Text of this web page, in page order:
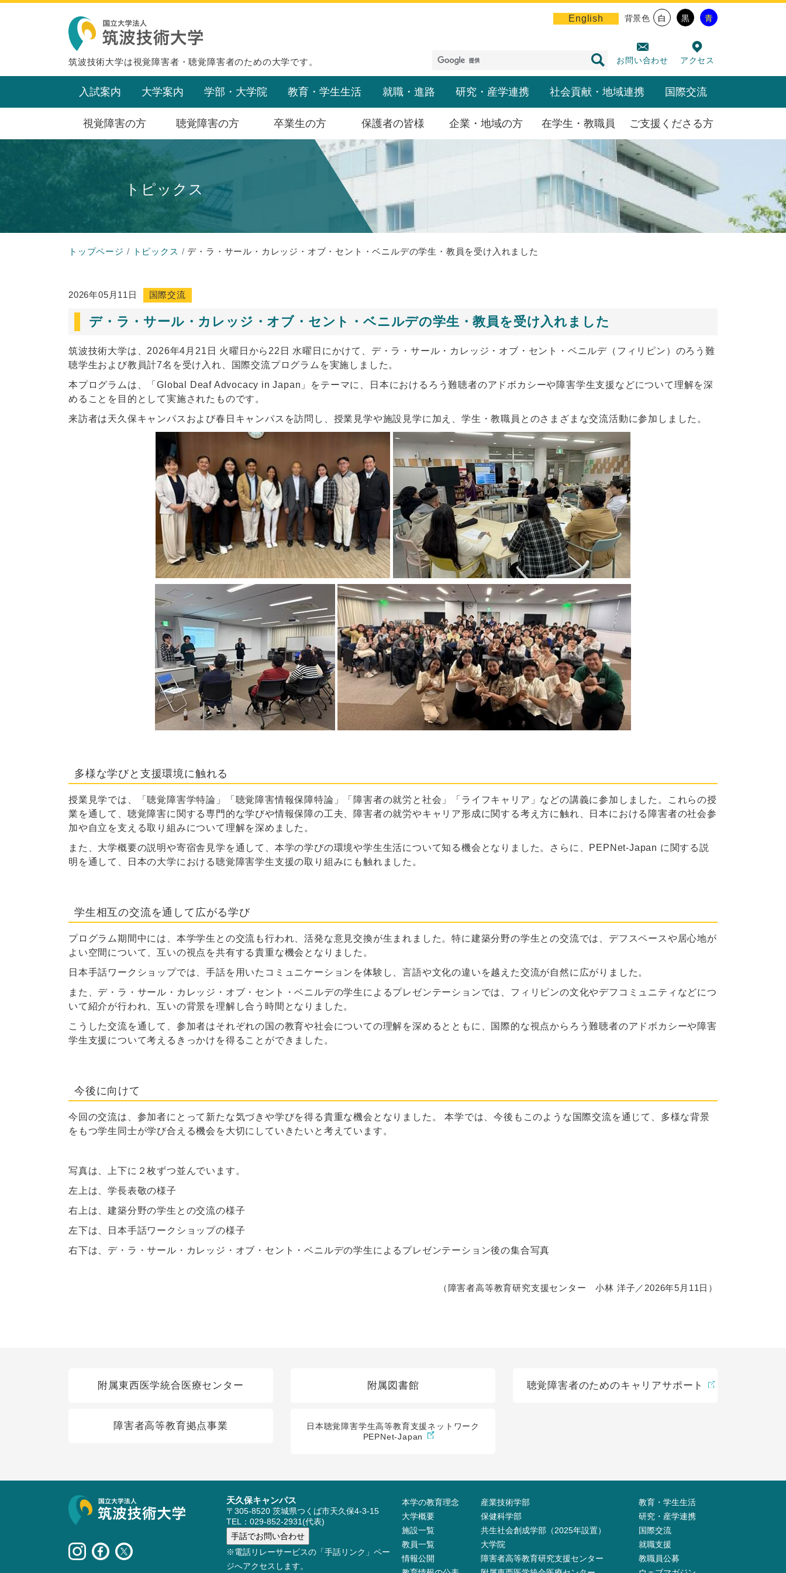
筑波技術大学は視覚障害者・聴覚障害者のための大学です。
English 背景色 白 黒 青
お問い合わせ アクセス
入試案内 大学案内 学部・大学院 教育・学生生活 就職・進路 研究・産学連携 社会貢献・地域連携 国際交流
視覚障害の方 聴覚障害の方 卒業生の方 保護者の皆様 企業・地域の方 在学生・教職員 ご支援くださる方
トピックス
トップページ トピックス デ・ラ・サール・カレッジ・オブ・セント・ベニルデの学生・教員を受け入れました
2026年05月11日 国際交流
デ・ラ・サール・カレッジ・オブ・セント・ベニルデの学生・教員を受け入れました
筑波技術大学は、2026年4月21日 火曜日から22日 水曜日にかけて、デ・ラ・サール・カレッジ・オブ・セント・ベニルデ（フィリピン）のろう難
聴学生および教員計7名を受け入れ、国際交流プログラムを実施しました。
本プログラムは、「Global Deaf Advocacy in Japan」をテーマに、日本におけるろう難聴者のアドボカシーや障害学生支援などについて理解を深
めることを目的として実施されたものです。
来訪者は天久保キャンパスおよび春日キャンパスを訪問し、授業見学や施設見学に加え、学生・教職員とのさまざまな交流活動に参加しました。
多様な学びと支援環境に触れる
授業見学では、「聴覚障害学特論」「聴覚障害情報保障特論」「障害者の就労と社会」「ライフキャリア」などの講義に参加しました。これらの授
業を通して、聴覚障害に関する専門的な学びや情報保障の工夫、障害者の就労やキャリア形成に関する考え方に触れ、日本における障害者の社会参
加や自立を支える取り組みについて理解を深めました。
また、大学概要の説明や寄宿舎見学を通して、本学の学びの環境や学生生活について知る機会となりました。さらに、PEPNet-Japan に関する説
明を通して、日本の大学における聴覚障害学生支援の取り組みにも触れました。
学生相互の交流を通して広がる学び
プログラム期間中には、本学学生との交流も行われ、活発な意見交換が生まれました。特に建築分野の学生との交流では、デフスペースや居心地が
よい空間について、互いの視点を共有する貴重な機会となりました。
日本手話ワークショップでは、手話を用いたコミュニケーションを体験し、言語や文化の違いを越えた交流が自然に広がりました。
また、デ・ラ・サール・カレッジ・オブ・セント・ベニルデの学生によるプレゼンテーションでは、フィリピンの文化やデフコミュニティなどにつ
いて紹介が行われ、互いの背景を理解し合う時間となりました。
こうした交流を通して、参加者はそれぞれの国の教育や社会についての理解を深めるとともに、国際的な視点からろう難聴者のアドボカシーや障害
学生支援について考えるきっかけを得ることができました。
今後に向けて
今回の交流は、参加者にとって新たな気づきや学びを得る貴重な機会となりました。 本学では、今後もこのような国際交流を通じて、多様な背景
をもつ学生同士が学び合える機会を大切にしていきたいと考えています。
写真は、上下に２枚ずつ並んでいます。
左上は、学長表敬の様子
右上は、建築分野の学生との交流の様子
左下は、日本手話ワークショップの様子
右下は、デ・ラ・サール・カレッジ・オブ・セント・ベニルデの学生によるプレゼンテーション後の集合写真
（障害者高等教育研究支援センター 小林 洋子／2026年5月11日）
附属東西医学統合医療センター 附属図書館 聴覚障害者のためのキャリアサポート
障害者高等教育拠点事業
日本聴覚障害学生高等教育支援ネットワーク
PEPNet-Japan
サイト情報 天久保キャンパス
〒305-8520 茨城県つくば市天久保4-3-15
TEL：029-852-2931(代表)
※電話リレーサービスの「手話リンク」ペー
ジへアクセスします。
本学の教育理念
大学概要
施設⼀覧
教員⼀覧
情報公開
産業技術学部
保健科学部
共生社会創成学部（2025年設置）
大学院
障害者高等教育研究支援センター
教育・学生生活
研究・産学連携
国際交流
就職支援
教職員公募